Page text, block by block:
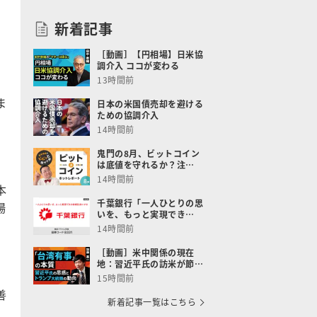
新着記事
［動画］【円相場】日米協
調介入 ココが変わる
13時間前
日本の米国債売却を避ける
ための協調介入
14時間前
鬼門の8月、ビットコイン
は底値を守れるか？注…
14時間前
千葉銀行「一人ひとりの思
いを、もっと実現でき…
14時間前
［動画］米中関係の現在
地：習近平氏の訪米が節…
15時間前
新着記事一覧はこちら